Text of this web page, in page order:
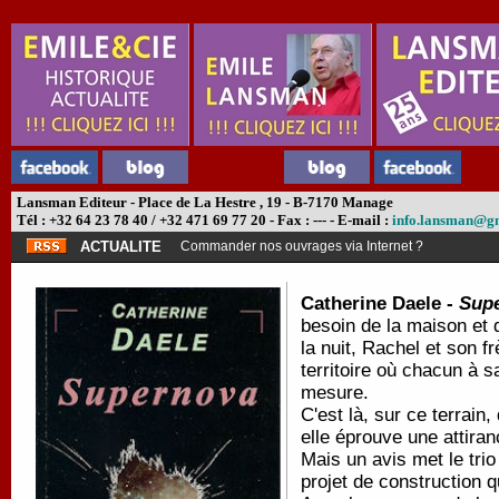
Lansman Editeur - Place de La Hestre , 19 - B-7170 Manage
Tél : +32 64 23 78 40 / +32 471 69 77 20 - Fax : --- - E-mail :
ACTUALITE
Commander nos ouvrages via Internet ?
Catherine Daele -
besoin de la maison et
la nuit, Rachel et son
territoire où chacun à
mesure.
C'est là, sur ce terrain,
elle éprouve une
Mais un avis met le
projet de construction